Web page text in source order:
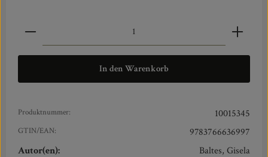
Produkt Anzahl: Gib den gewünschten Wert ein oder
In den Warenkorb
Produktnummer: 10015345
GTIN/EAN:
9783766636997
Autor(en):
Baltes, Gisela